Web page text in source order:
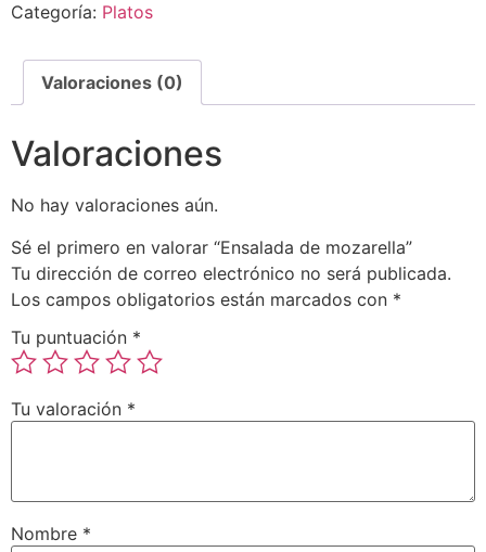
Categoría: Platos
Valoraciones (0)
Valoraciones
No hay valoraciones aún.
Sé el primero en valorar “Ensalada de mozarella”
Tu dirección de correo electrónico no será publicada.
Los campos obligatorios están marcados con *
Tu puntuación *
Tu valoración *
Nombre *